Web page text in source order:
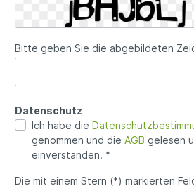
Bitte geben Sie die abgebildeten
Datenschutz
Ich habe die
genommen und die AGB gelesen
einverstanden. *
Die mit einem Stern (*) markierten